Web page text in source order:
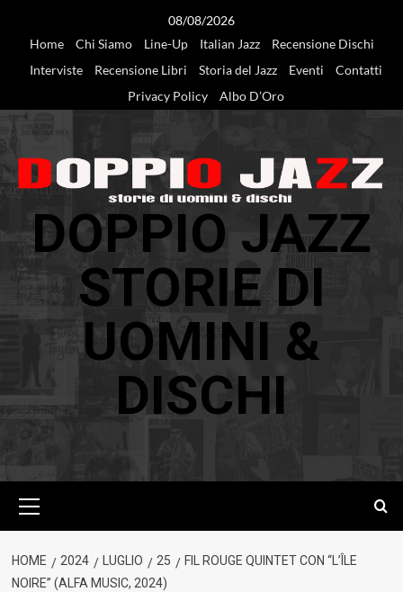
08/08/2026
Home
Chi Siamo Line-Up Italian Jazz
Recensione Dischi
Interviste
Recensione Libri Storia del Jazz Eventi
Contatti
Privacy Policy
Albo D’Oro
DOPPIO JAZZ
STORIE DI
UOMINI &
DISCHI
principale
HOME 2024 LUGLIO 25
FIL ROUGE QUINTET CON “L’ÎLE
NOIRE” (ALFA MUSIC, 2024)